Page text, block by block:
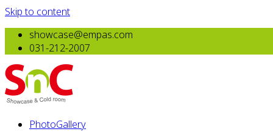
Skip to content
showcase@empas.com
031-212-2007
PhotoGallery